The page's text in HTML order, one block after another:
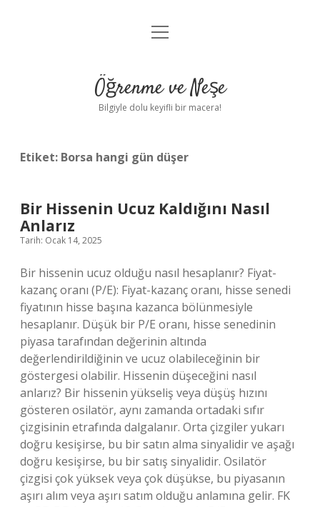
Anasayfa
Yasal Uyarı
menüyü
Öğrenme ve Neşe
Bilgiyle dolu keyifli bir macera!
Etiket: Borsa hangi gün düşer
Bir Hissenin Ucuz Kaldığını Nasıl
Anlarız
Tarih: Ocak 14, 2025
Bir hissenin ucuz olduğu nasıl hesaplanır? Fiyat-
kazanç oranı (P/E): Fiyat-kazanç oranı, hisse senedi
fiyatının hisse başına kazanca bölünmesiyle
hesaplanır. Düşük bir P/E oranı, hisse senedinin
piyasa tarafından değerinin altında
değerlendirildiğinin ve ucuz olabileceğinin bir
göstergesi olabilir. Hissenin düşeceğini nasıl
anlarız? Bir hissenin yükseliş veya düşüş hızını
gösteren osilatör, aynı zamanda ortadaki sıfır
çizgisinin etrafında dalgalanır. Orta çizgiler yukarı
doğru kesişirse, bu bir satın alma sinyalidir ve aşağı
doğru kesişirse, bu bir satış sinyalidir. Osilatör
çizgisi çok yüksek veya çok düşükse, bu piyasanın
aşırı alım veya aşırı satım olduğu anlamına gelir. FK